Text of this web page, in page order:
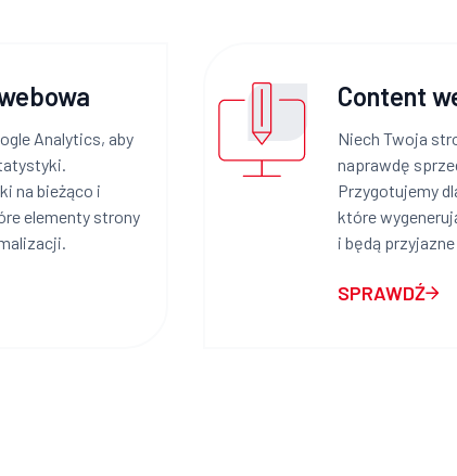
Analytics, aby
na bieżąco i
elementy strony
Content
Niech Twoja
naprawdę
Przygotujemy
które
i będą
SPRAWDŹ